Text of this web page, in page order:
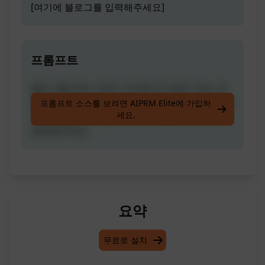
[여기에 블로그를 입력해주세요]
프롬프트
텐츠: 성공한 트레이더들과 함께하고 복사 거래로
수 pass받는 소득을 얻어보세요. 지금 내 링크로
프롬프트 소스를 보려면 AIPRM Elite에 가입하
세요.
요약
무료로 설치